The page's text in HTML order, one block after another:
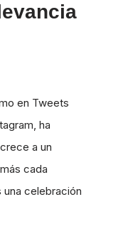
en Tweets
ha
a un
cada
celebración